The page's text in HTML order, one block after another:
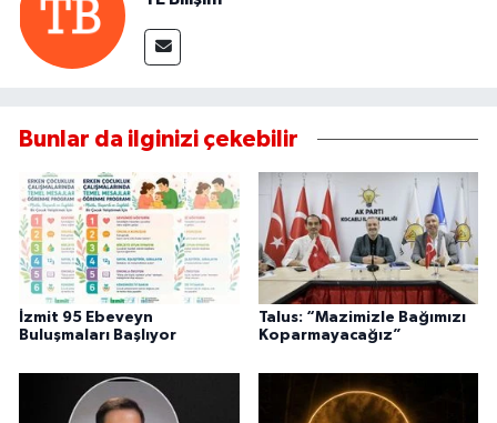
Bunlar da ilginizi çekebilir
İzmit 95 Ebeveyn
Buluşmaları Başlıyor
Talus: “Mazimizle Bağımızı
Koparmayacağız”